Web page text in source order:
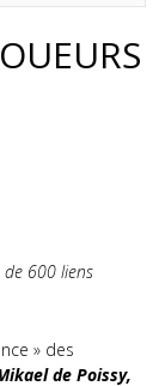
600 liens
» des
de Poissy,